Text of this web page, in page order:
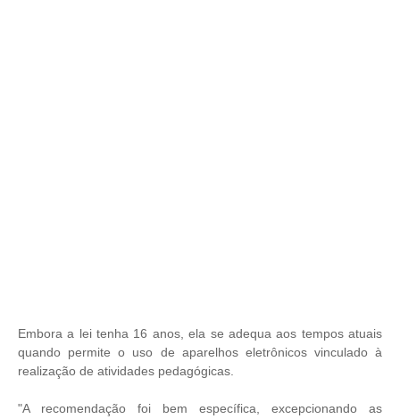
Embora a lei tenha 16 anos, ela se adequa aos tempos atuais
quando permite o uso de aparelhos eletrônicos vinculado à
realização de atividades pedagógicas.
"A recomendação foi bem específica, excepcionando as